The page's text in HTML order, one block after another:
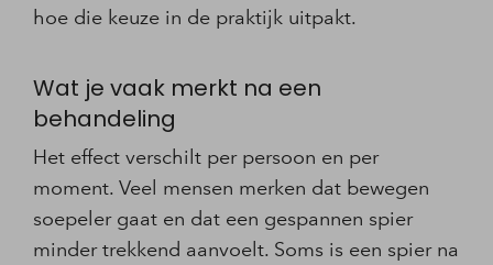
hoe die keuze in de praktijk uitpakt.
Wat je vaak merkt na een
behandeling
Het effect verschilt per persoon en per
moment. Veel mensen merken dat bewegen
soepeler gaat en dat een gespannen spier
minder trekkend aanvoelt. Soms is een spier na